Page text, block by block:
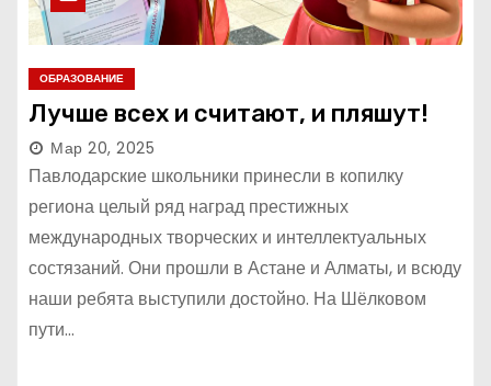
ОБРАЗОВАНИЕ
Лучше всех и считают, и пляшут!
Мар 20, 2025
Павлодарские школьники принесли в копилку
региона целый ряд наград престижных
международных творческих и интеллектуальных
состязаний. Они прошли в Астане и Алматы, и всюду
наши ребята выступили достойно. На Шёлковом
пути…